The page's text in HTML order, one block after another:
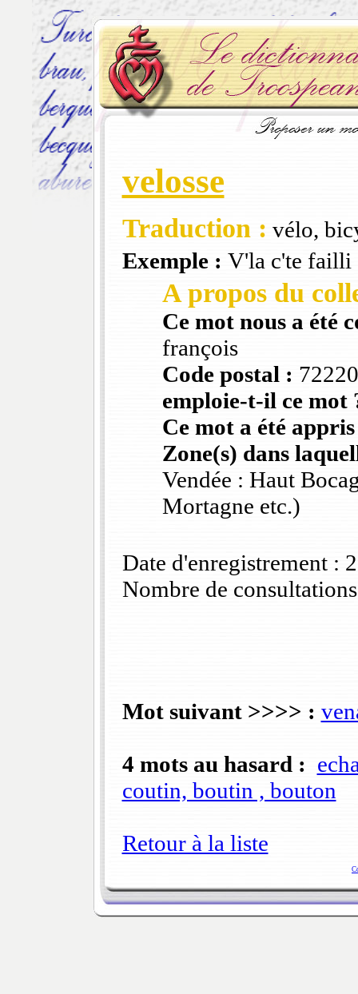
velosse
Traduction : vélo,
Exemple : V'la c'te failli
A propos du
Ce mot nous a été
françois
Code postal :
emploie-t-il ce mot
Ce mot a été
Zone(s) dans
Vendée : Haut
Mortagne etc.)
Date d'enregistrement :
Nombre de
Mot suivant >>>> :
4 mots au hasard :
coutin, boutin , bouton
Retour à la liste